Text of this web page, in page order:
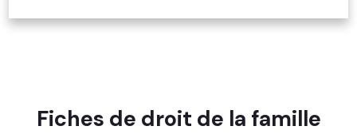
Fiches de droit de la famille